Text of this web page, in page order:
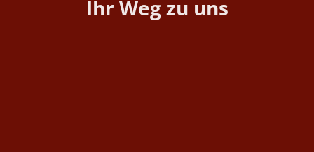
Ihr Weg zu uns